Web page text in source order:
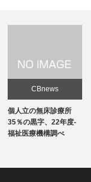
CBnews
個人立の無床診療所
35％の黒字、22年度-
福祉医療機構調べ